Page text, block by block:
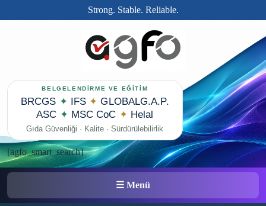
Strong. Stable. Reliable.
BELGELENDİRME VE EĞİTİM
BRCGS ✦ IFS ✦ GLOBALG.A.P.
ASC ✦ MSC CoC ✦ Helal
Gıda Güvenliği · Kalite · Sürdürülebilirlik
[agfo_smart_search]
☰ Menü